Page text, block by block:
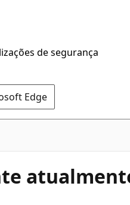
de segurança
Edge